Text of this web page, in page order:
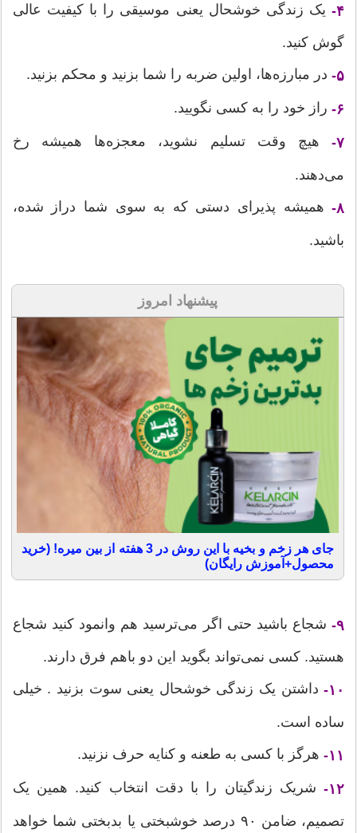
۴- یک زندگی خوشحال یعنی موسیقی را با کیفیت عالی
گوش کنید.
۵- در مبارزه‌ها، اولین ضربه را شما بزنید و محکم بزنید.
۶- راز خود را به کسی نگویید.
۷- هیچ وقت تسلیم نشوید، معجزه‌ها همیشه رخ
می‌دهند.
۸- همیشه پذیرای دستی که به سوی شما دراز شده،
باشید.
پیشنهاد امروز
جای هر زخم و بخیه با این روش در 3 هفته از بین میره! (خرید
محصول+آموزش رایگان)
۹- شجاع باشید حتی اگر می‌ترسید هم وانمود کنید شجاع
هستید. کسی نمی‌تواند بگوید این دو باهم فرق دارند.
۱۰- داشتن یک زندگی خوشحال یعنی سوت بزنید . خیلی
ساده است.
۱۱- هرگز با کسی به طعنه و کنایه حرف نزنید.
۱۲- شریک زندگیتان را با دقت انتخاب کنید. همین یک
تصمیم، ضامن ۹۰ درصد خوشبختی یا بدبختی شما خواهد